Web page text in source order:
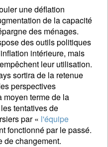
une déflation
de la capacité
des ménages.
des outils politiques
intérieure, mais
leur utilisation.
sortira de la retenue
perspectives
moyen terme de la
tentatives de
par « l'équipe
fonctionné par le passé.
de changement.